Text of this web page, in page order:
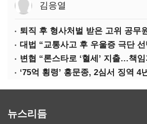
김응열
변협 “론스타로 ‘혈세’ 지출…책
뉴스리듬